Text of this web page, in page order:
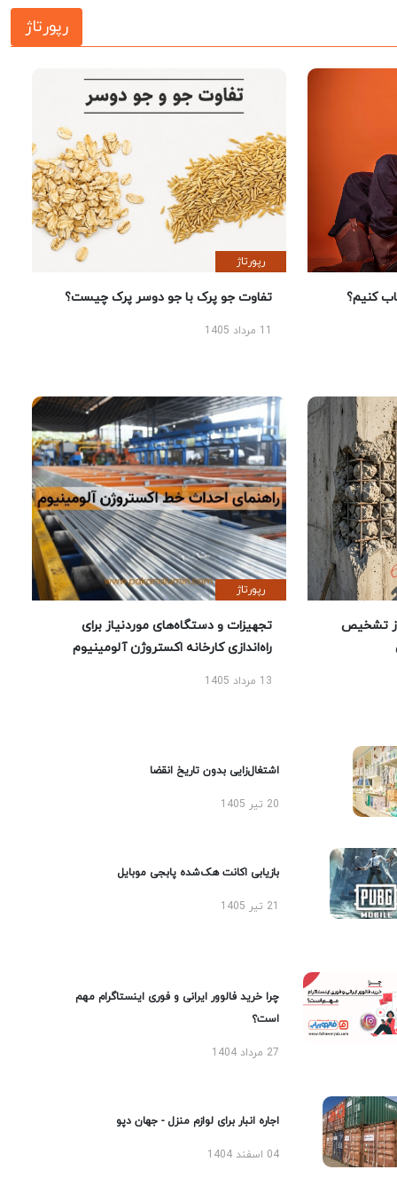
رپورتاژ
کنیم؟
رپورتاژ
تفاوت جو پرک با جو دوسر پرک چیست؟
تشخیص
رپورتاژ
تجهیزات و دستگاه‌های موردنیاز برای
راه‌اندازی کارخانه اکستروژن آلومینیوم
13 مرداد 1405
اشتغال‌زایی بدون تاریخ انقضا
20 تیر 1405
بازیابی اکانت هک‌شده پابجی موبایل
چرا خرید فالوور ایرانی و فوری اینستاگرام مهم
است؟
27 مرداد 1404
اجاره انبار برای لوازم منزل - جهان دپو
04 اسفند 1404